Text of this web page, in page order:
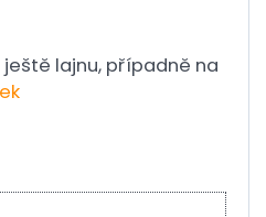
lajnu, případně na